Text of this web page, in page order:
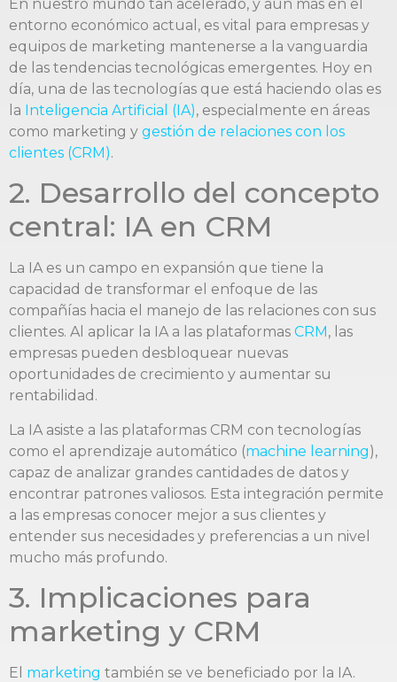
En nuestro mundo tan acelerado, y aun más en el
entorno económico actual, es vital para empresas y
equipos de marketing mantenerse a la vanguardia
de las tendencias tecnológicas emergentes. Hoy en
día, una de las tecnologías que está haciendo olas es
la Inteligencia Artificial (IA), especialmente en áreas
como marketing y gestión de relaciones con los
clientes (CRM).
2. Desarrollo del concepto
central: IA en CRM
La IA es un campo en expansión que tiene la
capacidad de transformar el enfoque de las
compañías hacia el manejo de las relaciones con sus
clientes. Al aplicar la IA a las plataformas CRM , las
empresas pueden desbloquear nuevas
oportunidades de crecimiento y aumentar su
rentabilidad.
La IA asiste a las plataformas CRM con tecnologías
como el aprendizaje automático (machine learning),
capaz de analizar grandes cantidades de datos y
encontrar patrones valiosos. Esta integración permite
a las empresas conocer mejor a sus clientes y
entender sus necesidades y preferencias a un nivel
mucho más profundo.
3. Implicaciones para
marketing y CRM
El marketing también se ve beneficiado por la IA.